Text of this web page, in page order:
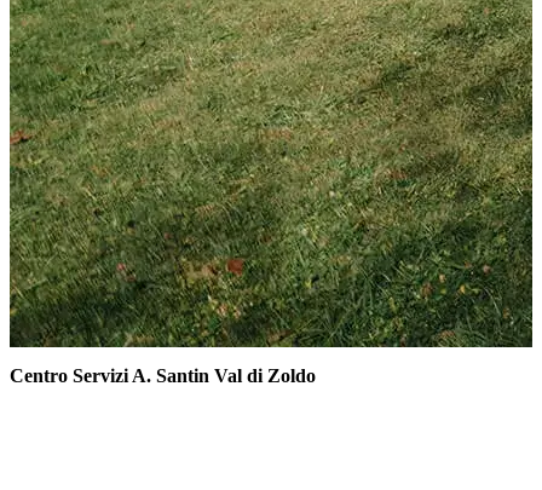
Centro Servizi A. Santin Val di Zoldo